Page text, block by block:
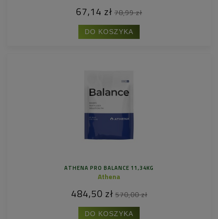
67,14 zł 78,99 zł
DO KOSZYKA
ATHENA PRO BALANCE 11,34KG
Athena
484,50 zł 570,00 zł
DO KOSZYKA